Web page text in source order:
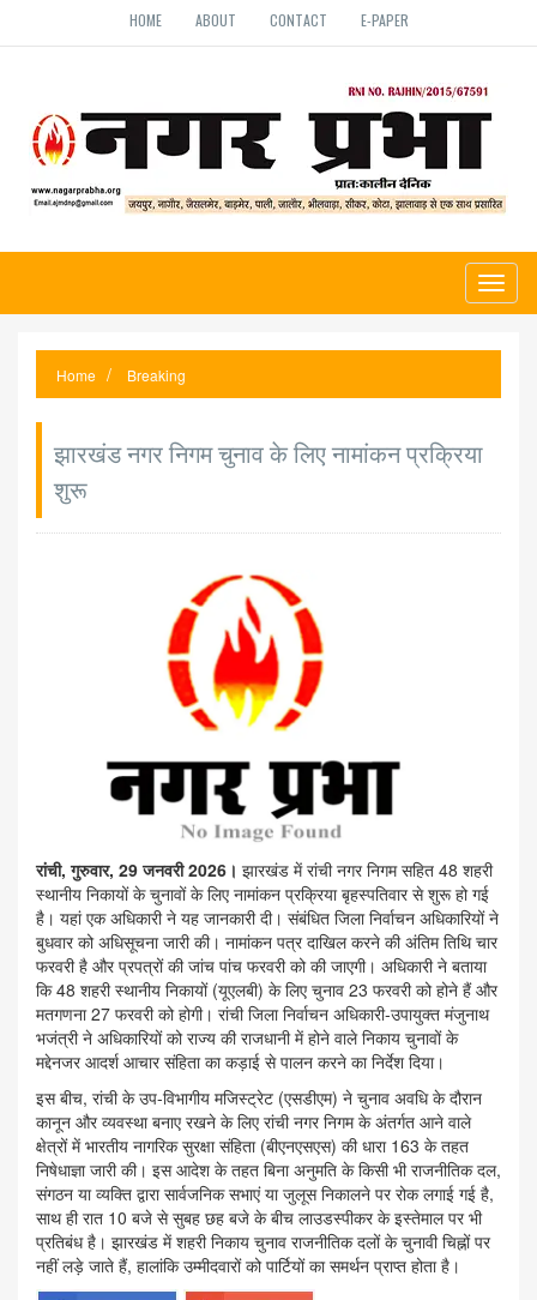
HOME ABOUT CONTACT E-PAPER
Home Breaking
झारखंड नगर निगम चुनाव के लिए नामांकन प्रक्रिया
शुरू
रांची, गुरुवार, 29 जनवरी 2026। झारखंड में रांची नगर निगम सहित 48 शहरी
स्थानीय निकायों के चुनावों के लिए नामांकन प्रक्रिया बृहस्पतिवार से शुरू हो गई
है। यहां एक अधिकारी ने यह जानकारी दी। संबंधित जिला निर्वाचन अधिकारियों ने
बुधवार को अधिसूचना जारी की। नामांकन पत्र दाखिल करने की अंतिम तिथि चार
फरवरी है और प्रपत्रों की जांच पांच फरवरी को की जाएगी। अधिकारी ने बताया
कि 48 शहरी स्थानीय निकायों (यूएलबी) के लिए चुनाव 23 फरवरी को होने हैं और
मतगणना 27 फरवरी को होगी। रांची जिला निर्वाचन अधिकारी-उपायुक्त मंजुनाथ
भजंत्री ने अधिकारियों को राज्य की राजधानी में होने वाले निकाय चुनावों के
मद्देनजर आदर्श आचार संहिता का कड़ाई से पालन करने का निर्देश दिया।
इस बीच, रांची के उप-विभागीय मजिस्ट्रेट (एसडीएम) ने चुनाव अवधि के दौरान
कानून और व्यवस्था बनाए रखने के लिए रांची नगर निगम के अंतर्गत आने वाले
क्षेत्रों में भारतीय नागरिक सुरक्षा संहिता (बीएनएसएस) की धारा 163 के तहत
निषेधाज्ञा जारी की। इस आदेश के तहत बिना अनुमति के किसी भी राजनीतिक दल,
संगठन या व्यक्ति द्वारा सार्वजनिक सभाएं या जुलूस निकालने पर रोक लगाई गई है,
साथ ही रात 10 बजे से सुबह छह बजे के बीच लाउडस्पीकर के इस्तेमाल पर भी
प्रतिबंध है। झारखंड में शहरी निकाय चुनाव राजनीतिक दलों के चुनावी चिह्नों पर
नहीं लड़े जाते हैं, हालांकि उम्मीदवारों को पार्टियों का समर्थन प्राप्त होता है।